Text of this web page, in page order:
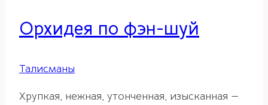
Орхидея по фэн-шуй
Талисманы
Хрупкая, нежная, утонченная, изысканная —